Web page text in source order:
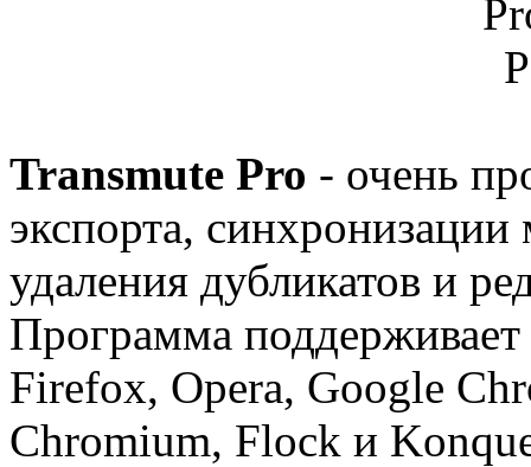
Transmute Pro - очень
экспорта,
удаления дубликатов и
Программа
Firefox, Opera, Google
Chromium, Flock и